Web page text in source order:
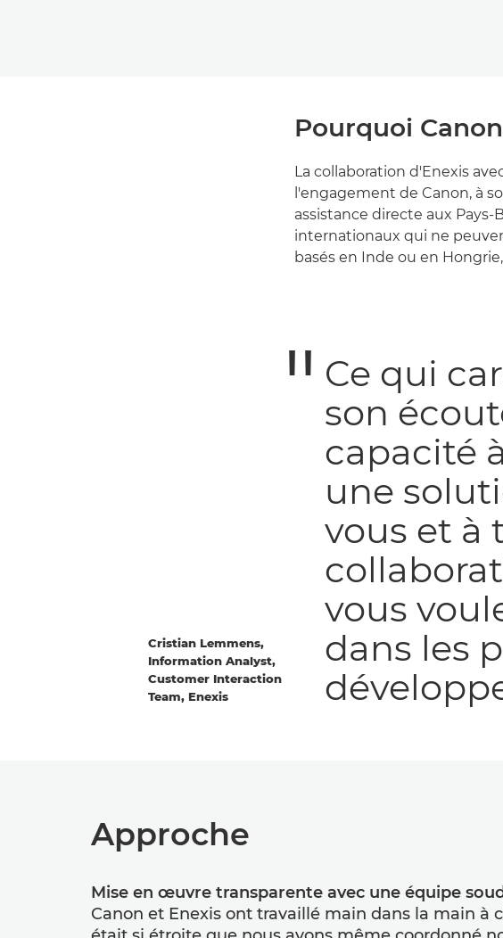
Pourquoi
La collaboration d'Enexis
l'engagement de Canon, à
assistance directe aux Pays-
internationaux qui ne
basés en Inde ou en
Cristian Lemmens,
Information Analyst,
Customer Interaction
Team, Enexis
Ce qui
son
capacité
une
vous et à
vous
dans les
Approche
Mise en œuvre transparente avec une équipe
Canon et Enexis ont travaillé main dans la main à